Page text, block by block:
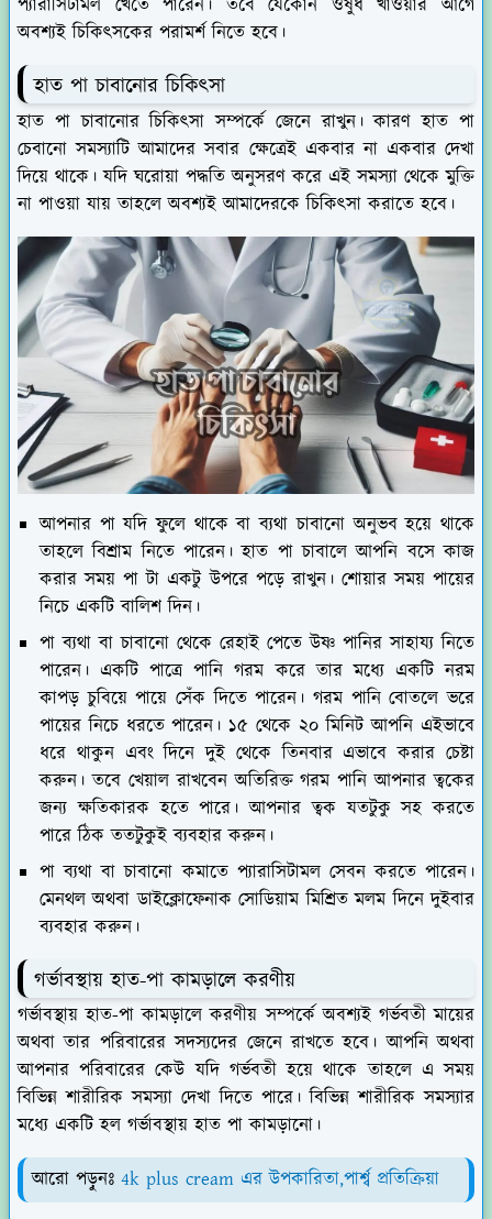
অবশ্যই চিকিৎসকের পরামর্শ নিতে হবে।
হাত পা চাবানোর চিকিৎসা
হাত পা চাবানোর চিকিৎসা সম্পর্কে জেনে রাখুন। কারণ হাত পা
চেবানো সমস্যাটি আমাদের সবার ক্ষেত্রেই একবার না একবার দেখা
দিয়ে থাকে। যদি ঘরোয়া পদ্ধতি অনুসরণ করে এই সমস্যা থেকে মুক্তি
না পাওয়া যায় তাহলে অবশ্যই আমাদেরকে চিকিৎসা করাতে হবে।
আপনার পা যদি ফুলে থাকে বা ব্যথা চাবানো অনুভব হয়ে থাকে
তাহলে বিশ্রাম নিতে পারেন। হাত পা চাবালে আপনি বসে কাজ
করার সময় পা টা একটু উপরে পড়ে রাখুন। শোয়ার সময় পায়ের
নিচে একটি বালিশ দিন।
পা ব্যথা বা চাবানো থেকে রেহাই পেতে উষ্ণ পানির সাহায্য নিতে
পারেন। একটি পাত্রে পানি গরম করে তার মধ্যে একটি নরম
কাপড় চুবিয়ে পায়ে সেঁক দিতে পারেন। গরম পানি বোতলে ভরে
পায়ের নিচে ধরতে পারেন। ১৫ থেকে ২০ মিনিট আপনি এইভাবে
ধরে থাকুন এবং দিনে দুই থেকে তিনবার এভাবে করার চেষ্টা
করুন। তবে খেয়াল রাখবেন অতিরিক্ত গরম পানি আপনার ত্বকের
জন্য ক্ষতিকারক হতে পারে। আপনার ত্বক যতটুকু সহ করতে
পারে ঠিক ততটুকুই ব্যবহার করুন।
পা ব্যথা বা চাবানো কমাতে প্যারাসিটামল সেবন করতে পারেন।
মেনথল অথবা ডাইক্লোফেনাক সোডিয়াম মিশ্রিত মলম দিনে দুইবার
ব্যবহার করুন।
গর্ভাবস্থায় হাত-পা কামড়ালে করণীয়
গর্ভাবস্থায় হাত-পা কামড়ালে করণীয় সম্পর্কে অবশ্যই গর্ভবতী মায়ের
অথবা তার পরিবারের সদস্যদের জেনে রাখতে হবে। আপনি অথবা
আপনার পরিবারের কেউ যদি গর্ভবতী হয়ে থাকে তাহলে এ সময়
বিভিন্ন শারীরিক সমস্যা দেখা দিতে পারে। বিভিন্ন শারীরিক সমস্যার
মধ্যে একটি হল গর্ভাবস্থায় হাত পা কামড়ানো।
আরো পড়ুনঃ 4k plus cream এর উপকারিতা,পার্শ্ব প্রতিক্রিয়া